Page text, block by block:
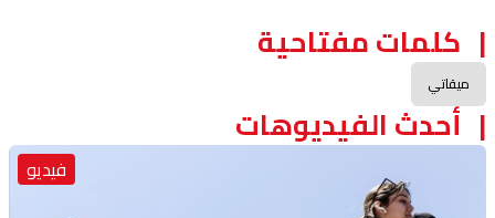
كلمات مفتاحية
ميقاتي
أحدث الفيديوهات
فيديو